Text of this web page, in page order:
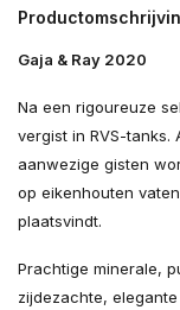
Gaja & Ray 2020
Na een rigoureuze
vergist in RVS-
aanwezige gisten
op eikenhouten
plaatsvindt.
Prachtige minerale,
zijdezachte,